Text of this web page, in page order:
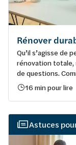
Rénover
Qu’il s’agisse de
rénovation totale,
de questions.
16 min pour lire
Astuces